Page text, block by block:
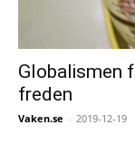
Globalismen
freden
Vaken.se - 2019-12-19